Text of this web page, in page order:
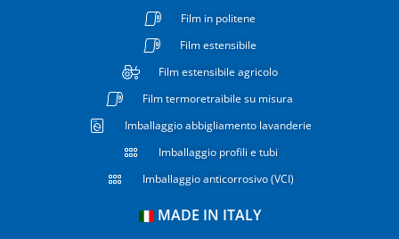
Film in politene
Film estensibile
Film estensibile agricolo
Film termoretraibile su misura
Imballaggio abbigliamento lavanderie
Imballaggio profili e tubi
Imballaggio anticorrosivo (VCI)
MADE IN ITALY